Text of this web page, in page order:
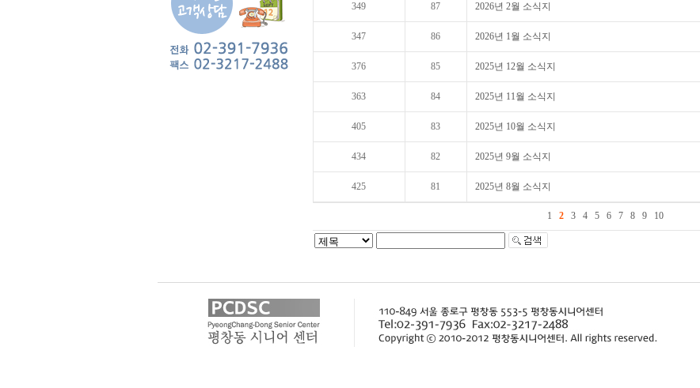
349 87 2026년 2월 소식지
347 86 2026년 1월 소식지
376 85 2025년 12월 소식지
363 84 2025년 11월 소식지
405 83 2025년 10월 소식지
434 82 2025년 9월 소식지
425 81 2025년 8월 소식지
1 2 3 4 5 6 7 8 9 10